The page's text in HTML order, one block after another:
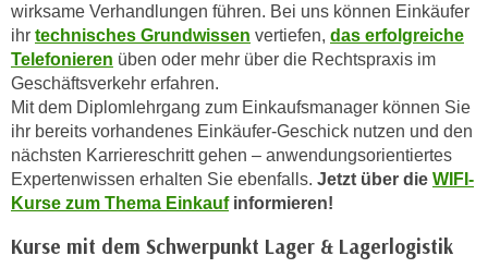
wirksame Verhandlungen führen. Bei uns können Einkäufer
ihr technisches Grundwissen vertiefen, das erfolgreiche
Telefonieren üben oder mehr über die Rechtspraxis im
Geschäftsverkehr erfahren.
Mit dem Diplomlehrgang zum Einkaufsmanager können Sie
ihr bereits vorhandenes Einkäufer-Geschick nutzen und den
nächsten Karriereschritt gehen – anwendungsorientiertes
Expertenwissen erhalten Sie ebenfalls. Jetzt über die WIFI-
Kurse zum Thema Einkaufinformieren!
Kurse mit dem Schwerpunkt Lager & Lagerlogistik
p
t
i
e
r
e
n
"
u